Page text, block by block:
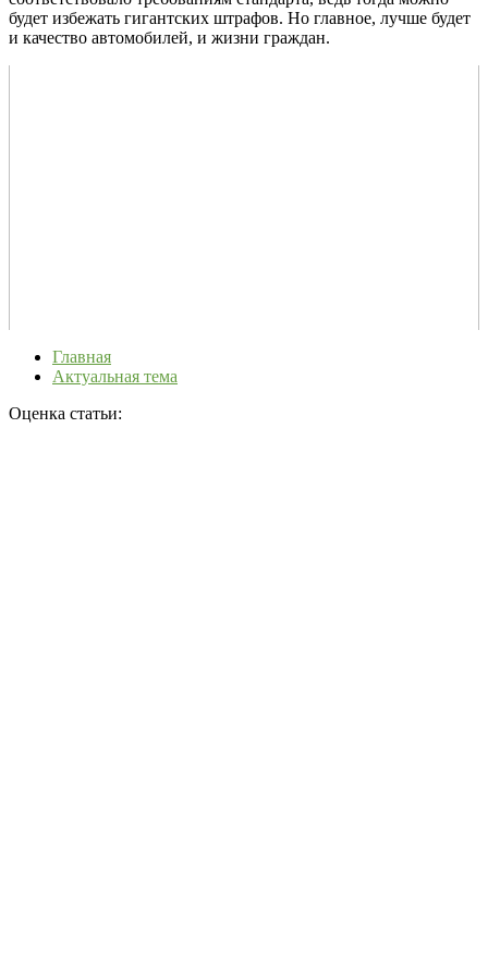
будет избежать гигантских штрафов. Но главное, лучше будет
и качество автомобилей, и жизни граждан.
Главная
Актуальная тема
Оценка статьи: